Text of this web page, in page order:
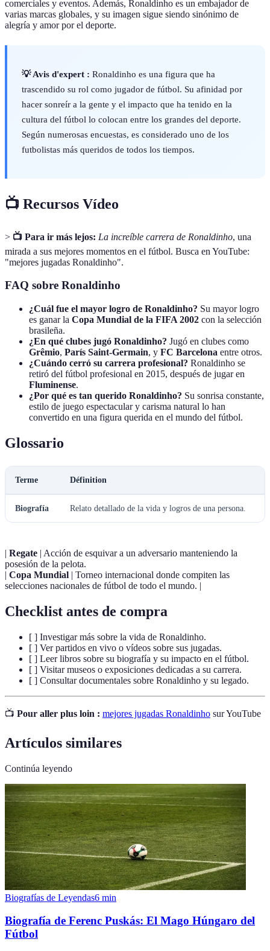
comerciales y eventos. Además, Ronaldinho es un embajador de
varias marcas globales, y su imagen sigue siendo sinónimo de
alegría y amor por el deporte.
💡 Avis d'expert : Ronaldinho es una figura que ha
trascendido su rol como jugador de fútbol. Su afinidad por
hacer sonreír a la gente y el impacto que ha tenido en la
cultura del fútbol lo colocan entre los grandes del deporte.
Según numerosas encuestas, es considerado uno de los
futbolistas más queridos de todos los tiempos.
📺 Recursos Vídeo
> 📺 Para ir más lejos: La increíble carrera de Ronaldinho, una
mirada a sus mejores momentos en el fútbol. Busca en YouTube:
"mejores jugadas Ronaldinho".
FAQ sobre Ronaldinho
¿Cuál fue el mayor logro de Ronaldinho? Su mayor logro
es ganar la Copa Mundial de la FIFA 2002 con la selección
brasileña.
¿En qué clubes jugó Ronaldinho? Jugó en clubes como
Grêmio, París Saint-Germain, y FC Barcelona entre otros.
¿Cuándo cerró su carrera profesional? Ronaldinho se
retiró del fútbol profesional en 2015, después de jugar en
Fluminense.
¿Por qué es tan querido Ronaldinho? Su sonrisa constante,
estilo de juego espectacular y carisma natural lo han
convertido en una figura querida en el mundo del fútbol.
Glossario
Terme Définition
Biografía Relato detallado de la vida y logros de una persona.
| Regate | Acción de esquivar a un adversario manteniendo la
posesión de la pelota.
| Copa Mundial | Torneo internacional donde compiten las
selecciones nacionales de fútbol de todo el mundo. |
Checklist antes de compra
[ ] Investigar más sobre la vida de Ronaldinho.
[ ] Ver partidos en vivo o vídeos sobre sus jugadas.
[ ] Leer libros sobre su biografía y su impacto en el fútbol.
[ ] Visitar museos o exposiciones dedicadas a su carrera.
[ ] Consultar documentales sobre Ronaldinho y su legado.
📺 Pour aller plus loin : mejores jugadas Ronaldinho sur YouTube
Artículos similares
Continúa leyendo
Biografías de Leyendas6 min
Biografía de Ferenc Puskás: El Mago Húngaro del
Fútbol